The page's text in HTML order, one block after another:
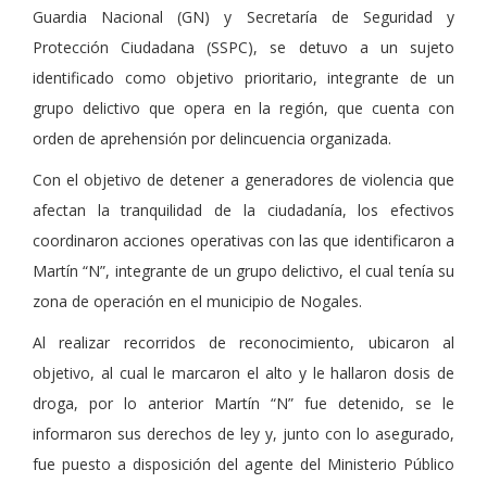
Guardia Nacional (GN) y Secretaría de Seguridad y
Protección Ciudadana (SSPC), se detuvo a un sujeto
identificado como objetivo prioritario, integrante de un
grupo delictivo que opera en la región, que cuenta con
orden de aprehensión por delincuencia organizada.
Con el objetivo de detener a generadores de violencia que
afectan la tranquilidad de la ciudadanía, los efectivos
coordinaron acciones operativas con las que identificaron a
Martín “N”, integrante de un grupo delictivo, el cual tenía su
zona de operación en el municipio de Nogales.
Al realizar recorridos de reconocimiento, ubicaron al
objetivo, al cual le marcaron el alto y le hallaron dosis de
droga, por lo anterior Martín “N” fue detenido, se le
informaron sus derechos de ley y, junto con lo asegurado,
fue puesto a disposición del agente del Ministerio Público